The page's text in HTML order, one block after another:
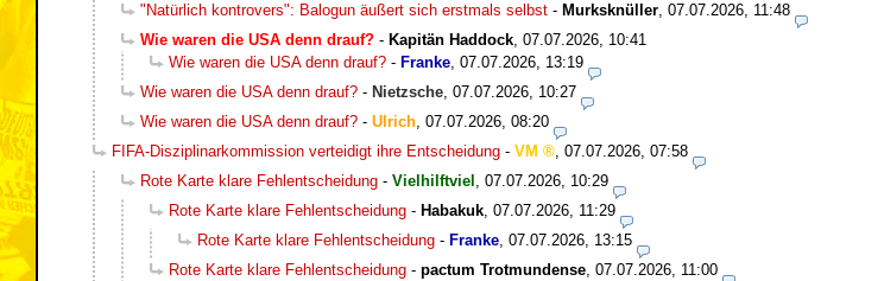
"Natürlich kontrovers": Balogun äußert sich erstmals selbst - Murksknüller, 07.07.2026, 11:48
Wie waren die USA denn drauf? - Kapitän Haddock, 07.07.2026, 10:41
Wie waren die USA denn drauf? - Franke, 07.07.2026, 13:19
Wie waren die USA denn drauf? - Nietzsche, 07.07.2026, 10:27
Wie waren die USA denn drauf? - Ulrich, 07.07.2026, 08:20
FIFA-Disziplinarkommission verteidigt ihre Entscheidung - VM , 07.07.2026, 07:58
Rote Karte klare Fehlentscheidung - Vielhilftviel , 07.07.2026, 10:29
Rote Karte klare Fehlentscheidung - Habakuk, 07.07.2026, 11:29
Rote Karte klare Fehlentscheidung - Franke, 07.07.2026, 13:15
Rote Karte klare Fehlentscheidung - pactum Trotmundense, 07.07.2026, 11:00